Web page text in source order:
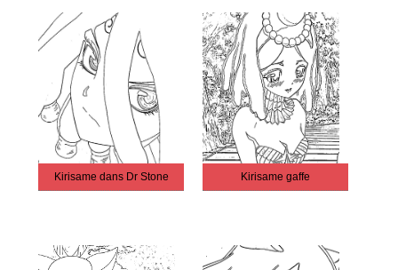
Kirisame dans Dr Stone Kirisame gaffe